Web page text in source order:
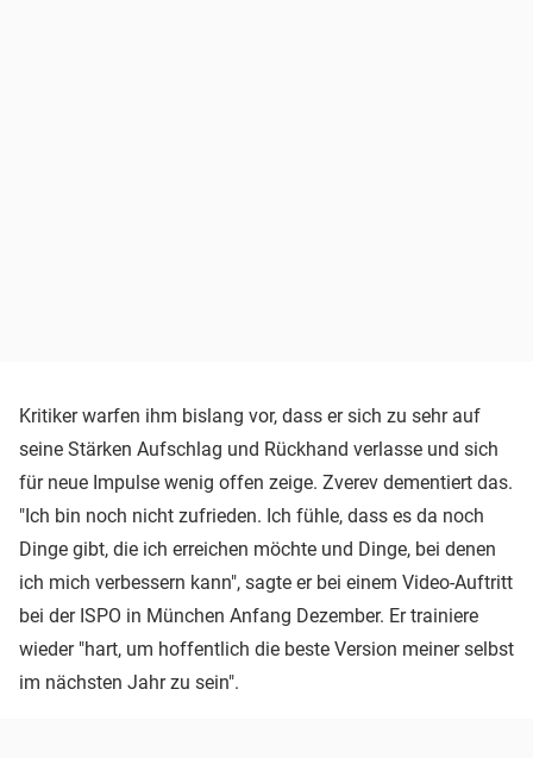
Kritiker warfen ihm bislang vor, dass er sich zu sehr auf
seine Stärken Aufschlag und Rückhand verlasse und sich
für neue Impulse wenig offen zeige. Zverev dementiert das.
"Ich bin noch nicht zufrieden. Ich fühle, dass es da noch
Dinge gibt, die ich erreichen möchte und Dinge, bei denen
ich mich verbessern kann", sagte er bei einem Video-Auftritt
bei der ISPO in München Anfang Dezember. Er trainiere
wieder "hart, um hoffentlich die beste Version meiner selbst
im nächsten Jahr zu sein".